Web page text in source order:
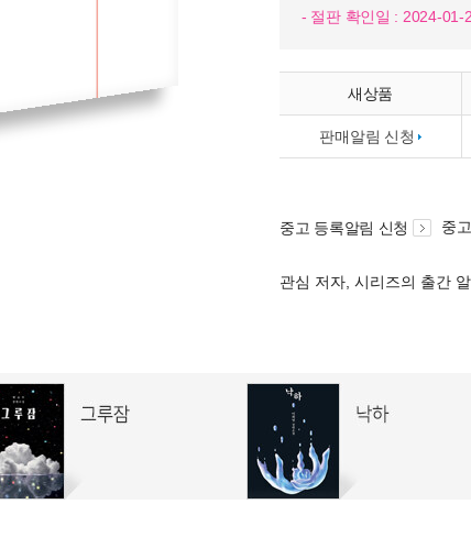
- 절판 확인일 : 2024-01-
새상품
판매알림 신청
중고 등록알림 신청 중
관심 저자, 시리즈의 출간